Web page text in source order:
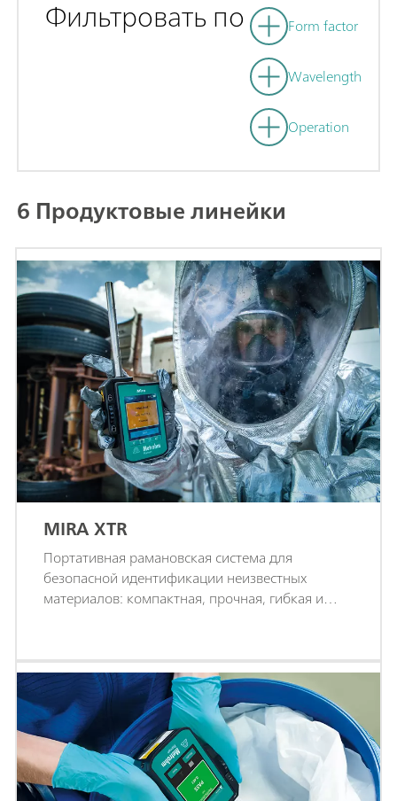
Фильтровать по Form factor
Wavelength
Operation
6 Продуктовые линейки
MIRA XTR
Портативная рамановская система для
безопасной идентификации неизвестных
материалов: компактная, прочная, гибкая и